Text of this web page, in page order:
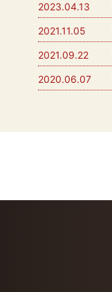
2023.04.13
2021.11.05
2021.09.22
2020.06.07